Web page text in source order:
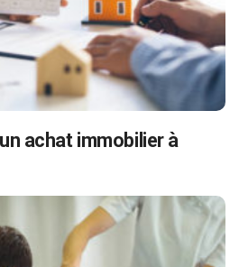
achat immobilier à